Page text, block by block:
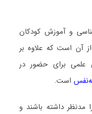
و آموزش کودکان
آن است که علاوه بر
علمی برای حضور در
است.
مدنظر داشته باشند و